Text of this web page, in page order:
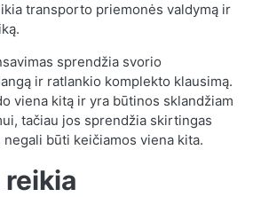
transporto priemonės valdymą ir
sprendžia svorio
ir ratlankio komplekto klausimą.
viena kitą ir yra būtinos sklandžiam
tačiau jos sprendžia skirtingas
būti keičiamos viena kita.
reikia